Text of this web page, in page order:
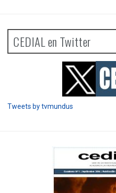
CEDIAL en Twitter
Tweets by tvmundus